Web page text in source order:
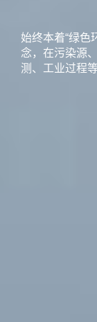
始终本着“绿色
念，在污染源
测、工业过程